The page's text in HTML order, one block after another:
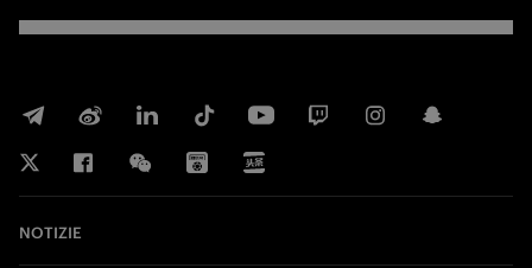
NOTIZIE